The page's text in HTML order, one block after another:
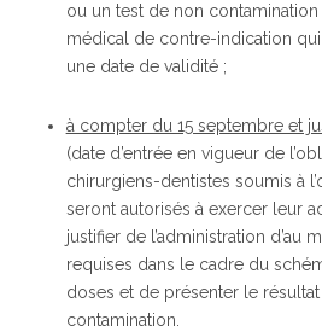
ou un test de non
médical de contre-indication
une date de validité ;
à compter du 15 septembre et
(date d’entrée en vigueur de
chirurgiens-dentistes soumis à
seront autorisés à exercer leur
justifier de l’administration d’au
requises dans le cadre du
doses et de présenter le résultat
contamination.